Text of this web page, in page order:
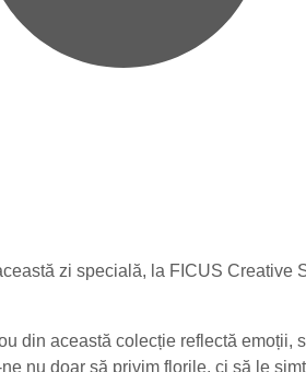
zi specială, la FICUS Creative
din această colecție reflectă emoții,
nu doar să privim florile, ci să le